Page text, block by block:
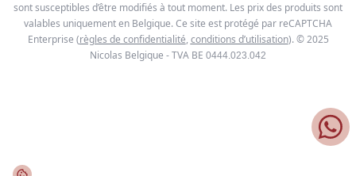
sont susceptibles d’être modifiés à tout moment. Les prix des produits sont
valables uniquement en Belgique. Ce site est protégé par reCAPTCHA
Enterprise (règles de confidentialité, conditions d’utilisation). © 2025
Nicolas Belgique - TVA BE 0444.023.042